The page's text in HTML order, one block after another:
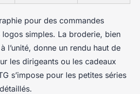
pour des commandes
simples. La broderie, bien
l’unité, donne un rendu haut de
les dirigeants ou les cadeaux
s’impose pour les petites séries